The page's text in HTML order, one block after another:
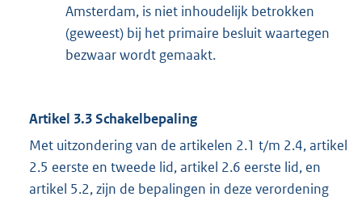
Amsterdam, is niet inhoudelijk betrokken
(geweest) bij het primaire besluit waartegen
bezwaar wordt gemaakt.
Artikel 3.3 Schakelbepaling
Met uitzondering van de artikelen 2.1 t/m 2.4, artikel
2.5 eerste en tweede lid, artikel 2.6 eerste lid, en
artikel 5.2, zijn de bepalingen in deze verordening